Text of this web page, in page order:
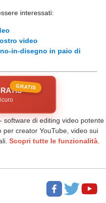
interessati:
video
in-disegno in paio di
GRATIS
software di editing video potente
creator YouTube, video sui
Scopri tutte le funzionalità